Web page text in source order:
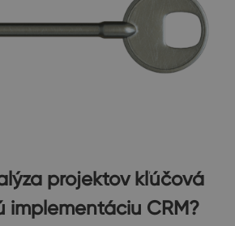
projektov kľúčová
implementáciu CRM?